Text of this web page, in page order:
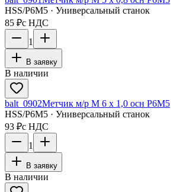
HSS/Р6М5 · Универсальный станок
85 ₽с НДС
1
В заявку
В наличии
balt_0902Метчик м/р М 6 х 1,0 осн Р6М5
HSS/Р6М5 · Универсальный станок
93 ₽с НДС
1
В заявку
В наличии